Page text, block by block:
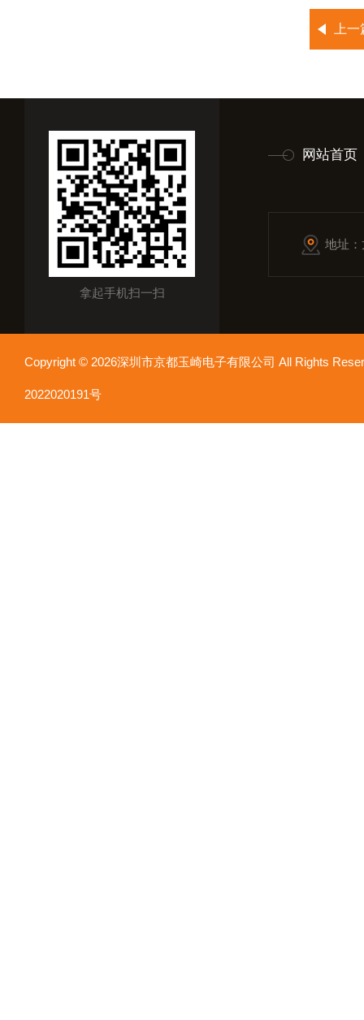
上
拿起手机扫一扫
网站首页
地址
Copyright © 2026深圳市京都玉崎电子有限公司 All Rights
2022020191号